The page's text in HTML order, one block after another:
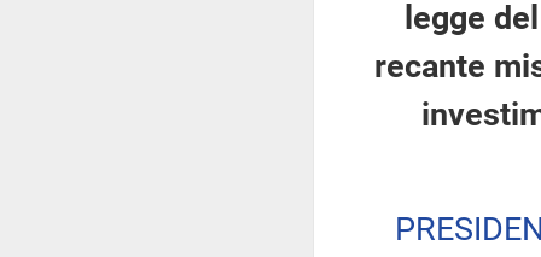
legge
recante